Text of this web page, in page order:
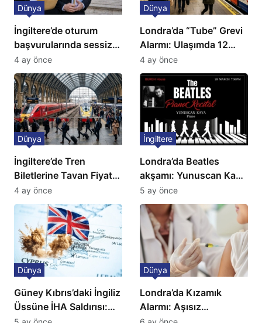
İngiltere’de oturum
başvurularında sessiz
kriz: Büyükelçilikten
açıklama!
Dünya
4 ay önce
Londra’da “Tube” Grevi
Alarmı: Ulaşımda 12
Günlük Kaos Kapıda
Dünya
4 ay önce
İngiltere’de Tren
Biletlerine Tavan Fiyat:
Ulaşımda Yeni
Düzenleme
Dünya
4 ay önce
Londra’da Beatles
akşamı: Yunuscan Kaya
klasik yorumuyla
sahnede
İngiltere
5 ay önce
Güney Kıbrıs’daki İngiliz
Üssüne İHA Saldırısı:
Patlama, Sirenler ve
Dünya
Londra’da Kızamık
Alarmı: Aşısız
Öğrenciler Okullardan
Dünya